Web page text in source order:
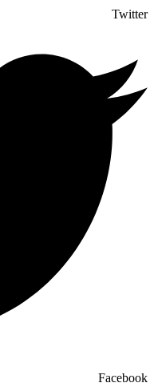
Twitter
Facebook